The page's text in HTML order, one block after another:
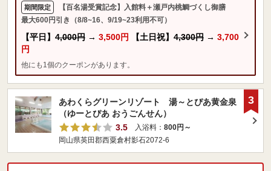
期間限定
【百名湯受賞記念】入館料＋瀬戸内桃鯛づくし御膳
最大600円引き（8/8~16、9/19~23利用不可）
【平日】 4,000円 → 3,500円 【土日祝】 4,300円 → 3,700
円
他にも1個のクーポンがあります。
あわくらグリーンリゾート 湯～とぴあ黄金泉
（ゆーとぴあ おうごんせん）
3.5
入浴料： 800円～
岡山県英田郡西粟倉村影石2072-6
3